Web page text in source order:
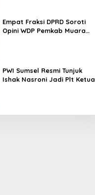
Empat Fraksi DPRD Soroti
Opini WDP Pemkab Muara
PWI Sumsel Resmi Tunjuk
Ishak Nasroni Jadi Plt Ketua